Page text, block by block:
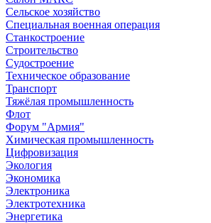
Сельское хозяйство
Специальная военная операция
Станкостроение
Строительство
Судостроение
Техническое образование
Транспорт
Тяжёлая промышленность
Флот
Форум "Армия"
Химическая промышленность
Цифровизация
Экология
Экономика
Электроника
Электротехника
Энергетика